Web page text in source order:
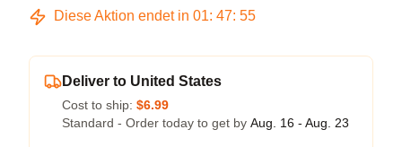
Diese Aktion endet in 01: 47: 54
Deliver to United States
Cost to ship: $6.99
Standard - Order today to get by Aug. 16 - Aug. 23